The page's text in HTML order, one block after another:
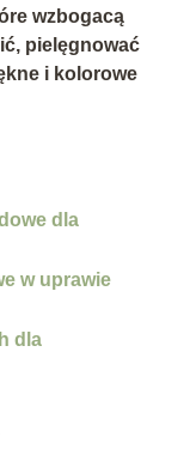
wzbogacą
pielęgnować
i kolorowe
dla
w uprawie
dla